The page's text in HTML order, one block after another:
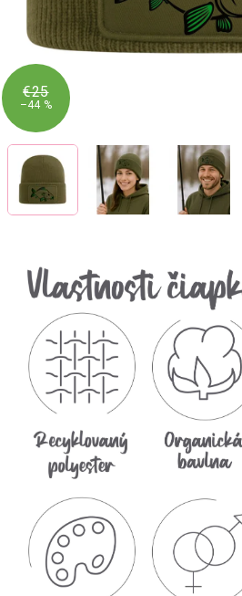
€25
–44 %